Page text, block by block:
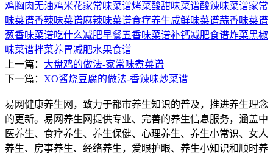
鸡胸肉无油鸡米花家常味菜谱烤菜酸甜味菜谱酸辣味菜谱家常
味菜谱香辣味菜谱麻辣味菜谱食疗养生咸鲜味菜谱蒜香味菜谱
葱香味菜谱吃什么减肥早餐五香味菜谱补钙减肥食谱炸菜黑椒
味菜谱拌菜养胃减肥水果食谱
上一篇： 大盘鸡的做法-家常味煮菜谱
下一篇： XO酱烧豆腐的做法-香辣味炒菜谱
易网健康养生网，致力于都市养生知识的普及，推进养生理念
的更新。易网养生网提供专业、完善的养生信息服务，涵盖中
医养生、食疗养生、养生保健、心理养生、养生小常识、女人
养生、房事养生、经络养生，爱眼护眼、养生小知识和顺时养